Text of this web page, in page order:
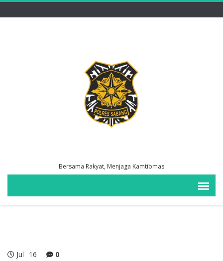
Bersama Rakyat, Menjaga Kamtibmas
Jul 16 0